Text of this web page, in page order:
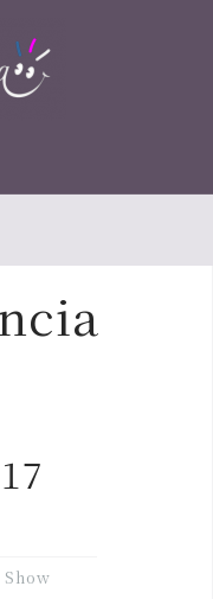
Show